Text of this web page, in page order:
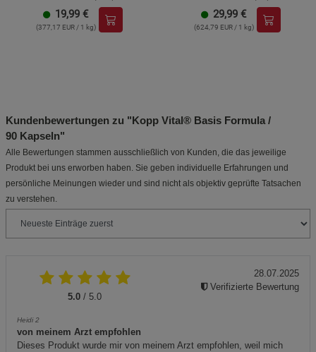
19,99 €
(377,17 EUR / 1 kg)
29,99 €
(624,79 EUR / 1 kg)
Kundenbewertungen zu "Kopp Vital® Basis Formula /
90 Kapseln"
Alle Bewertungen stammen ausschließlich von Kunden, die das jeweilige
Produkt bei uns erworben haben. Sie geben individuelle Erfahrungen und
persönliche Meinungen wieder und sind nicht als objektiv geprüfte Tatsachen
zu verstehen.
5.0 / 5.0
Heidi 2
von meinem Arzt empfohlen
Dieses Produkt wurde mir von meinem Arzt empfohlen, weil mich
28.07.2025
Verifizierte Bewertung